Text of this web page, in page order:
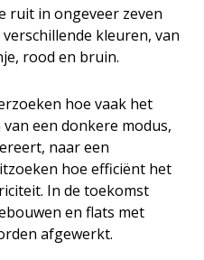
ruit in ongeveer zeven
kleuren, van
rood en bruin.
hoe vaak het
een donkere modus,
naar een
hoe efficiënt het
In de toekomst
en flats met
afgewerkt.